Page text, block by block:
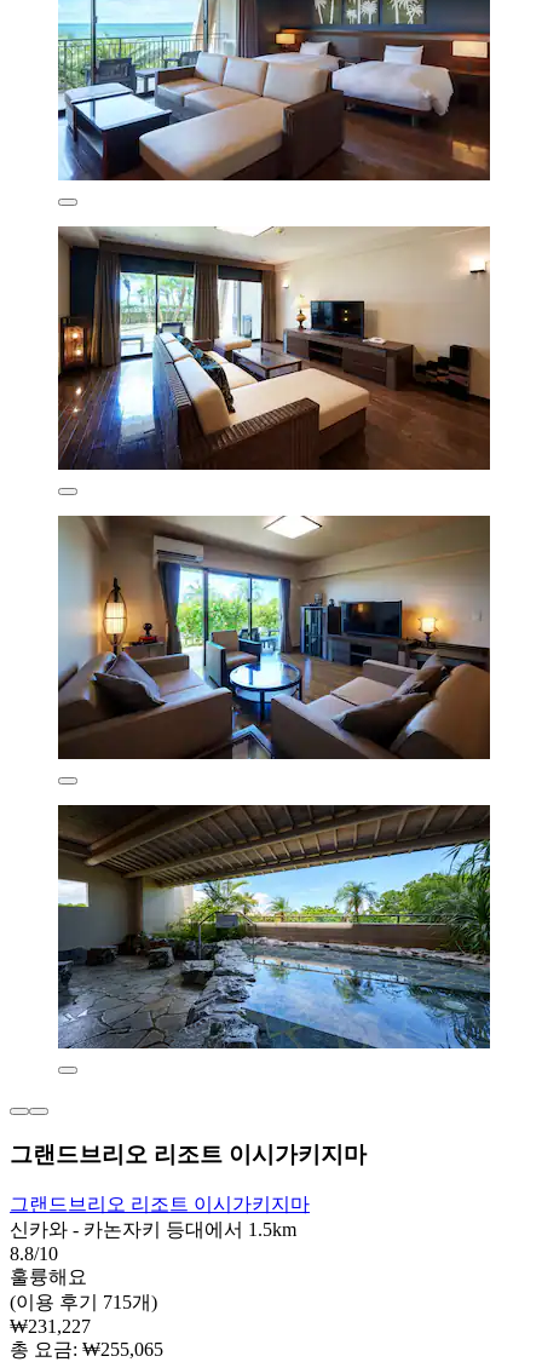
그랜드브리오 리조트 이시가키지마
그랜드브리오 리조트 이시가키지마
신카와 - 카논자키 등대에서 1.5km
8.8/10
훌륭해요
(이용 후기 715개)
₩231,227
총 요금: ₩255,065